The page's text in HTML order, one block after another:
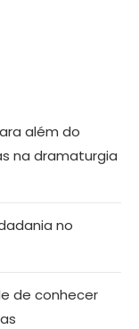
além do
na dramaturgia
no
de conhecer